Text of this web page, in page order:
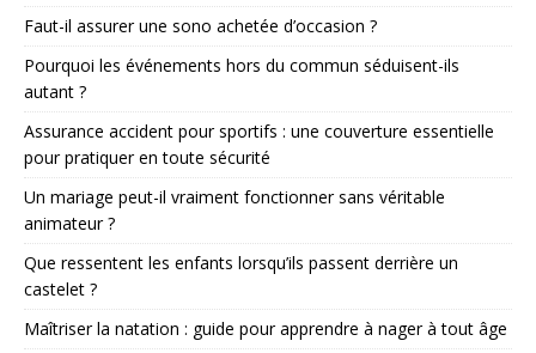
Faut-il assurer une sono achetée d’occasion ?
Pourquoi les événements hors du commun séduisent-ils
autant ?
Assurance accident pour sportifs : une couverture essentielle
pour pratiquer en toute sécurité
Un mariage peut-il vraiment fonctionner sans véritable
animateur ?
Que ressentent les enfants lorsqu’ils passent derrière un
castelet ?
Maîtriser la natation : guide pour apprendre à nager à tout âge